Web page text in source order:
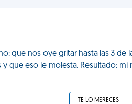
que nos oye gritar hasta las 3 de
que eso le molesta. Resultado: mi
TE LO MERECES